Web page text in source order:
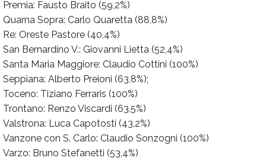
Premia: Fausto Braito (59,2%)
Quarna Sopra: Carlo Quaretta (88,8%)
Re: Oreste Pastore (40,4%)
San Bernardino V.: Giovanni Lietta (52,4%)
Santa Maria Maggiore: Claudio Cottini (100%)
Seppiana: Alberto Preioni (63,8%);
Toceno: Tiziano Ferraris (100%)
Trontano: Renzo Viscardi (63,5%)
Valstrona: Luca Capotosti (43,2%)
Vanzone con S. Carlo: Claudio Sonzogni (100%)
Varzo: Bruno Stefanetti (53,4%)